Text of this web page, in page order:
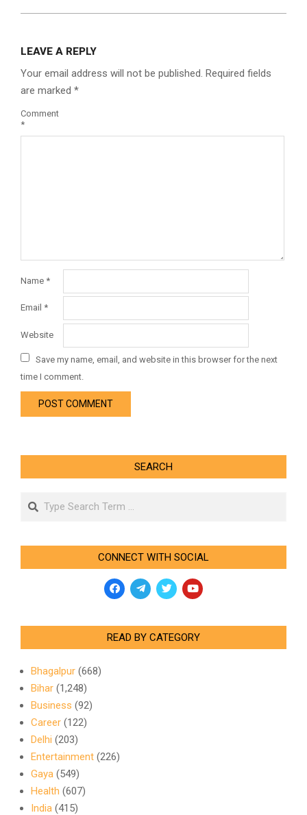
LEAVE A REPLY
Your email address will not be published. Required fields
are marked *
Comment
*
Name *
Email *
Website
Save my name, email, and website in this browser for the next
time I comment.
SEARCH
Search
CONNECT WITH SOCIAL
READ BY CATEGORY
Bhagalpur (668)
Bihar (1,248)
Business (92)
Career (122)
Delhi (203)
Entertainment (226)
Gaya (549)
Health (607)
India (415)